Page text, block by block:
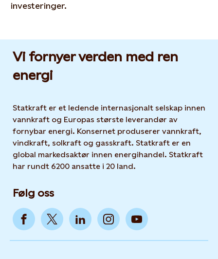
investeringer.
Vi fornyer verden med ren
energi
Statkraft er et ledende internasjonalt selskap innen
vannkraft og Europas største leverandør av
fornybar energi. Konsernet produserer vannkraft,
vindkraft, solkraft og gasskraft. Statkraft er en
global markedsaktør innen energihandel. Statkraft
har rundt 6200 ansatte i 20 land.
Følg oss